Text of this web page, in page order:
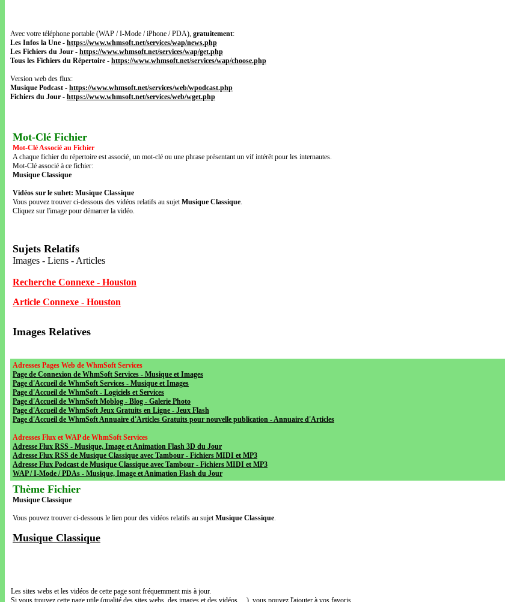
Avec votre téléphone portable (WAP / I-Mode / iPhone / PDA), gratuitement:
Les Infos la Une - https://www.whmsoft.net/services/wap/news.php
Les Fichiers du Jour - https://www.whmsoft.net/services/wap/get.php
Tous les Fichiers du Répertoire - https://www.whmsoft.net/services/wap/choose.php
Version web des flux:
Musique Podcast - https://www.whmsoft.net/services/web/wpodcast.php
Fichiers du Jour - https://www.whmsoft.net/services/web/wget.php
Mot-Clé Fichier
Mot-Clé Associé au Fichier
A chaque fichier du répertoire est associé‚ un mot-clé ou une phrase présentant un vif intérêt pour les internautes.
Mot-Clé associé à ce fichier:
Musique Classique
Vidéos sur le suhet: Musique Classique
Vous pouvez trouver ci-dessous des vidéos relatifs au sujetMusique Classique.
Cliquez sur l'image pour démarrer la vidéo.
Sujets Relatifs
Images - Liens - Articles
Recherche Connexe - Houston
Article Connexe - Houston
Images Relatives
Adresses Pages Web de WhmSoft Services
Page de Connexion de WhmSoft Services - Musique et Images
Page d'Accueil de WhmSoft Services - Musique et Images
Page d'Accueil de WhmSoft - Logiciels et Services
Page d'Accueil de WhmSoft Moblog - Blog - Galerie Photo
Page d'Accueil de WhmSoft Jeux Gratuits en Ligne - Jeux Flash
Page d'Accueil de WhmSoft Annuaire d'Articles Gratuits pour nouvelle publication - Annuaire d'Articles
Adresses Flux et WAP de WhmSoft Services
Adresse Flux RSS - Musique, Image et Animation Flash 3D du Jour
Adresse Flux RSS de Musique Classique avec Tambour - Fichiers MIDI et MP3
Adresse Flux Podcast de Musique Classique avec Tambour - Fichiers MIDI et MP3
WAP / I-Mode / PDAs - Musique, Image et Animation Flash du Jour
Thème Fichier
Musique Classique
Vous pouvez trouver ci-dessous le lien pour des vidéos relatifs au sujetMusique Classique.
Musique Classique
Les sites webs et les vidéos de cette page sont fréquemment mis à jour.
Si vous trouvez cette page utile (qualité des sites webs, des images et des vidéos, ...), vous pouvez l'ajouter à vos favoris.